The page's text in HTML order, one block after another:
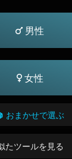
男性
女性
おまかせで選ぶ
たツールを見る